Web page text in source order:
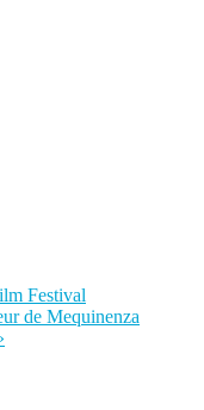
Festival
de Mequinenza